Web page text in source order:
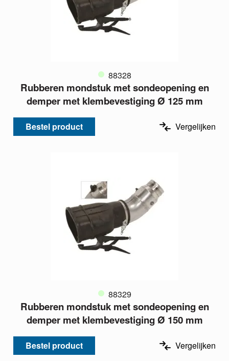
88328
Rubberen mondstuk met sondeopening en
demper met klembevestiging Ø 125 mm
Bestel product Vergelijken
88329
Rubberen mondstuk met sondeopening en
demper met klembevestiging Ø 150 mm
Bestel product Vergelijken